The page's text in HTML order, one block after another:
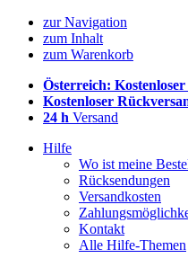
zur Navigation
zum Inhalt
zum Warenkorb
Österreich:
Kostenloser
24 h Versand
Hilfe
Wo ist meine
Rücksendungen
Versandkosten
Kontakt
Alle Hilfe-Themen